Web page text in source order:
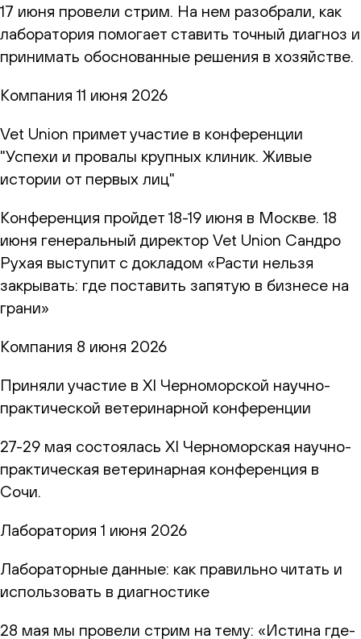
17 июня провели стрим. На нем разобрали, как
лаборатория помогает ставить точный диагноз и
принимать обоснованные решения в хозяйстве.
Компания 11 июня 2026
Vet Union примет участие в конференции
"Успехи и провалы крупных клиник. Живые
истории от первых лиц"
Конференция пройдет 18-19 июня в Москве. 18
июня генеральный директор Vet Union Сандро
Рухая выступит с докладом «Расти нельзя
закрывать: где поставить запятую в бизнесе на
грани»
Компания 8 июня 2026
Приняли участие в XI Черноморской научно-
практической ветеринарной конференции
27-29 мая состоялась XI Черноморская научно-
практическая ветеринарная конференция в
Сочи.
Лаборатория 1 июня 2026
Лабораторные данные: как правильно читать и
использовать в диагностике
28 мая мы провели стрим на тему: «Истина где-